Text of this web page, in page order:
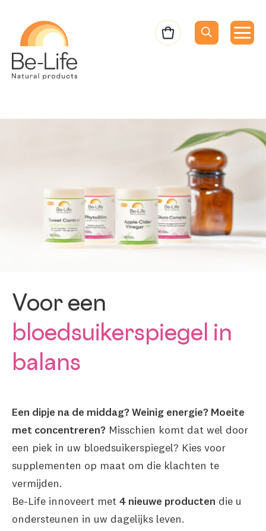
Menu
Menu
Zoekopdracht
Bestelbon
Voor een
bloedsuikerspiegel in
balans
Een dipje na de middag? Weinig energie? Moeite
met concentreren? Misschien komt dat wel door
een piek in uw bloedsuikerspiegel? Kies voor
supplementen op maat om die klachten te
vermijden.
Be-Life innoveert met 4 nieuwe producten die u
ondersteunen in uw dagelijks leven.